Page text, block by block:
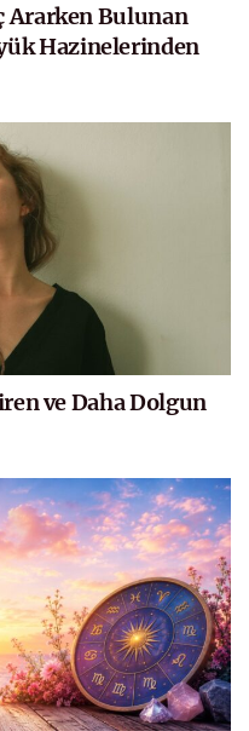
Ararken Bulunan
Hazinelerinden
ve Daha Dolgun